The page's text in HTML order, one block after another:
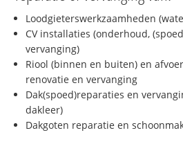
Loodgieterswerkzaamheden
CV installaties (onderhoud,
vervanging)
Riool (binnen en buiten) en
renovatie en vervanging
Dak(spoed)reparaties en
dakleer)
Dakgoten reparatie en